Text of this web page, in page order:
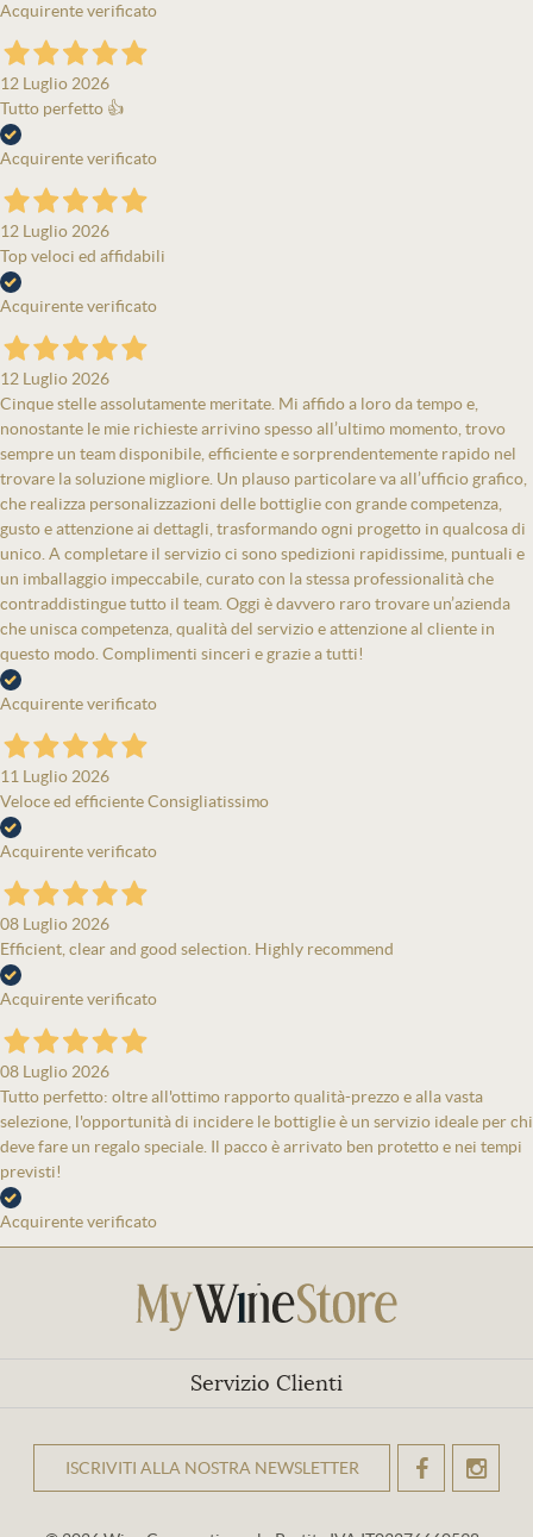
Acquirente verificato
12 Luglio 2026
Tutto perfetto 👍
Acquirente verificato
12 Luglio 2026
Top veloci ed affidabili
Acquirente verificato
12 Luglio 2026
Cinque stelle assolutamente meritate. Mi affido a loro da tempo e,
nonostante le mie richieste arrivino spesso all’ultimo momento, trovo
sempre un team disponibile, efficiente e sorprendentemente rapido nel
trovare la soluzione migliore. Un plauso particolare va all’ufficio grafico,
che realizza personalizzazioni delle bottiglie con grande competenza,
gusto e attenzione ai dettagli, trasformando ogni progetto in qualcosa di
unico. A completare il servizio ci sono spedizioni rapidissime, puntuali e
un imballaggio impeccabile, curato con la stessa professionalità che
contraddistingue tutto il team. Oggi è davvero raro trovare un’azienda
che unisca competenza, qualità del servizio e attenzione al cliente in
questo modo. Complimenti sinceri e grazie a tutti!
Acquirente verificato
11 Luglio 2026
Veloce ed efficiente Consigliatissimo
Acquirente verificato
08 Luglio 2026
Efficient, clear and good selection. Highly recommend
Acquirente verificato
08 Luglio 2026
Tutto perfetto: oltre all'ottimo rapporto qualità-prezzo e alla vasta
selezione, l'opportunità di incidere le bottiglie è un servizio ideale per chi
deve fare un regalo speciale. Il pacco è arrivato ben protetto e nei tempi
previsti!
Acquirente verificato
Servizio Clienti
ISCRIVITI ALLA NOSTRA NEWSLETTEROK